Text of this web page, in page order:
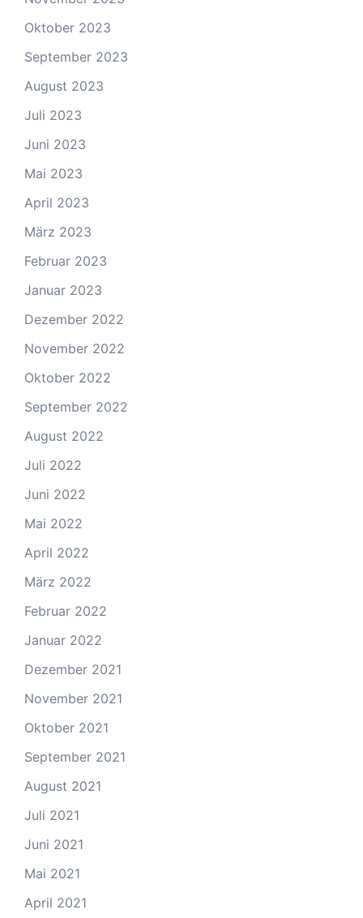
Oktober 2023
September 2023
August 2023
Juli 2023
Juni 2023
Mai 2023
April 2023
März 2023
Februar 2023
Januar 2023
Dezember 2022
November 2022
Oktober 2022
September 2022
August 2022
Juli 2022
Juni 2022
Mai 2022
April 2022
März 2022
Februar 2022
Januar 2022
Dezember 2021
November 2021
Oktober 2021
September 2021
August 2021
Juli 2021
Juni 2021
Mai 2021
April 2021